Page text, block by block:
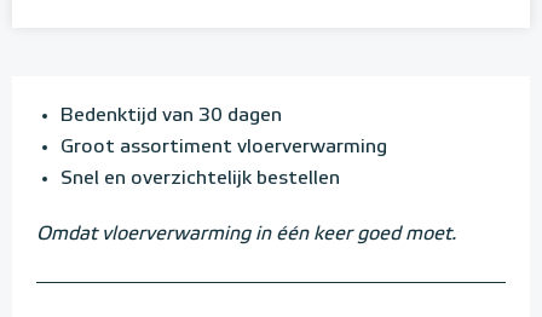
Bedenktijd van 30 dagen
Groot assortiment vloerverwarming
Snel en overzichtelijk bestellen
Omdat vloerverwarming in één keer goed moet.